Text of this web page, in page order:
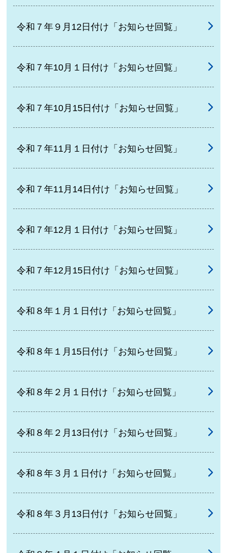
令和７年９月12日付け「お知らせ回覧」
令和７年10月１日付け「お知らせ回覧」
令和７年10月15日付け「お知らせ回覧」
令和７年11月１日付け「お知らせ回覧」
令和７年11月14日付け「お知らせ回覧」
令和７年12月１日付け「お知らせ回覧」
令和７年12月15日付け「お知らせ回覧」
令和８年１月１日付け「お知らせ回覧」
令和８年１月15日付け「お知らせ回覧」
令和８年２月１日付け「お知らせ回覧」
令和８年２月13日付け「お知らせ回覧」
令和８年３月１日付け「お知らせ回覧」
令和８年３月13日付け「お知らせ回覧」